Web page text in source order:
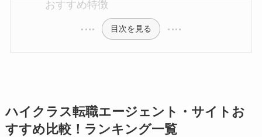
おすすめ特徴
目次を見る
ハイクラス転職エージェント・サイトお
すすめ比較！ランキング一覧